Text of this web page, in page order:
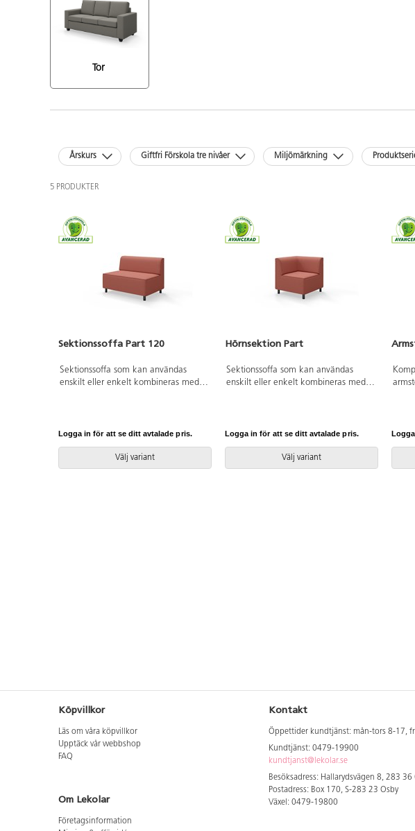
Tor
Årskurs Giftfri Förskola tre nivåer Miljömärkning
5 PRODUKTER
Sektionssoffa Part 120
Sektionssoffa som kan användas
enskilt eller enkelt kombineras med
beslag ingår. Välj mellan ben i
pulverlackad metall eller hjul.
Logga in för att se ditt avtalade pris.
Välj variant
Hörnsektion Part
Sektionssoffa som kan användas
enskilt eller enkelt kombineras med
beslag ingår. Välj mellan ben i
pulverlackad metall eller hjul.
Logga in för att se ditt avtalade pris.
Välj variant
Köpvillkor
Läs om våra köpvillkor
Upptäck vår webbshop
FAQ
Om Lekolar
Företagsinformation
Kontakt
Öppettider kundtjänst: mån-tors 8-17,
Kundtjänst: 0479-19900
kundtjanst@lekolar.se
Besöksadress: Hallarydsvägen 8, 283 36
Postadress: Box 170, S-283 23 Osby
Växel: 0479-19800